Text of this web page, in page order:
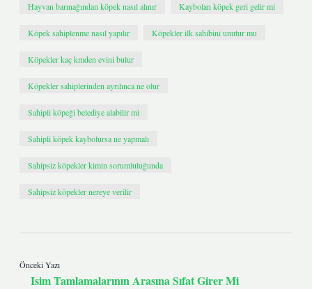
Hayvan barınağından köpek nasıl alınır Kaybolan köpek geri gelir mi
Köpek sahiplenme nasıl yapılır Köpekler ilk sahibini unutur mu
Köpekler kaç kmden evini bulur
Köpekler sahiplerinden ayrılınca ne olur
Sahipli köpeği belediye alabilir mi
Sahipli köpek kaybolursa ne yapmalı
Sahipsiz köpekler kimin sorumluluğunda
Sahipsiz köpekler nereye verilir
Önceki Yazı
Isim Tamlamalarının Arasına Sıfat Girer Mi